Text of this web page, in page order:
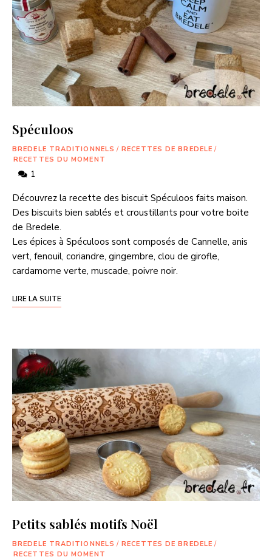
Spéculoos
BREDELE TRADITIONNELS / RECETTES DE BREDELE /
RECETTES DU MOMENT
1
Découvrez la recette des biscuit Spéculoos faits maison.
Des biscuits bien sablés et croustillants pour votre boite
de Bredele.
Les épices à Spéculoos sont composés de Cannelle, anis
vert, fenouil, coriandre, gingembre, clou de girofle,
cardamome verte, muscade, poivre noir.
LIRE LA SUITE
Petits sablés motifs Noël
BREDELE TRADITIONNELS / RECETTES DE BREDELE /
RECETTES DU MOMENT